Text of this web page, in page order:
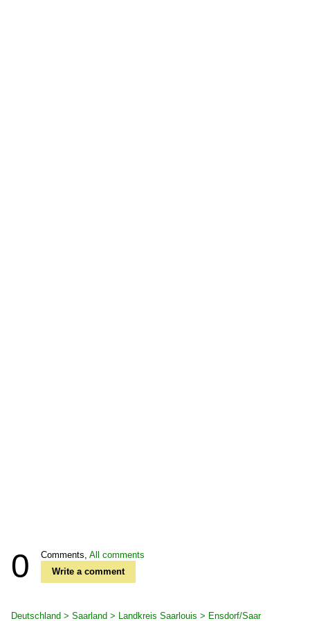
0 Comments, All comments
Write a comment
Deutschland > Saarland > Landkreis Saarlouis > Ensdorf/Saar